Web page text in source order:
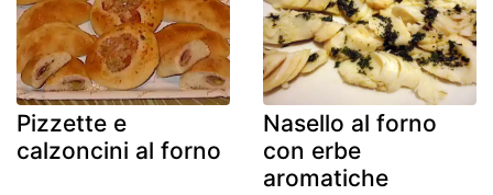
Pizzette e
calzoncini al forno
Nasello al forno
con erbe
aromatiche